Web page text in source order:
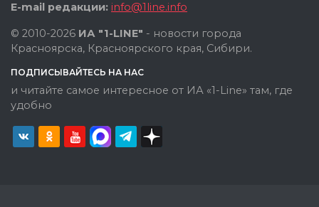
E-mail редакции: info@1line.info
© 2010-2026 ИА "1-LINE" - новости города
Красноярска, Красноярского края, Сибири.
ПОДПИСЫВАЙТЕСЬ НА НАС
и читайте самое интересное от ИА «1-Line» там, где
удобно